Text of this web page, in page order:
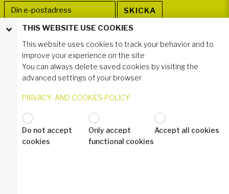
FÖLJ OSS
THIS WEBSITE USE COOKIES
This website uses cookies to track your behavior and to
improve your experience on the site
You can always delete saved cookies by visiting the
advanced settings of your browser
PRIVACY- AND COOKIES POLICY
Do not accept
cookies
Only accept
functional cookies
Accept all cookies
© 2021 Industrilås AB